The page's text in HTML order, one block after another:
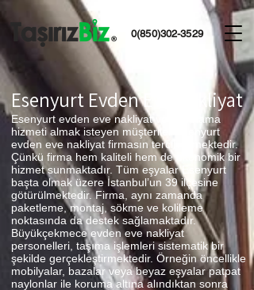
0(850)302-3529
Esenyurt Evden Eve Nakliyat
Esenyurt evden eve nakliyat ve depolama
hizmeti almak isteyen müşteriler Esenyurt
evden eve nakliyat firmasın tercih etmektedir.
Çünkü firma hem kaliteli hem de ekonomik bir
hizmet sunmaktadır. Tüm eşyalar Esenyurt
başta olmak üzere İstanbul’un 39 ilçesine
götürülmektedir. Firma, aynı zamanda
paketleme, montaj, sökme ve kolileme
noktasında da destek sağlamaktadır.
Büyükçekmece evden eve nakliyat
personelleri, taşıma işlemleri sistematik bir
şekilde gerçekleştirmektedir. Örneğin öncellikle
mobilyalar, bazalar veya beyaz eşyalar patpat
naylonlar ile koruma altına alındıktan sonra